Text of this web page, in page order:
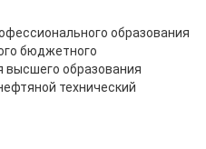
образования
бюджетного
высшего образования
технический